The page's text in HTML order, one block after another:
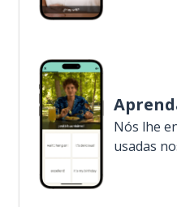
Nós lhe
usadas